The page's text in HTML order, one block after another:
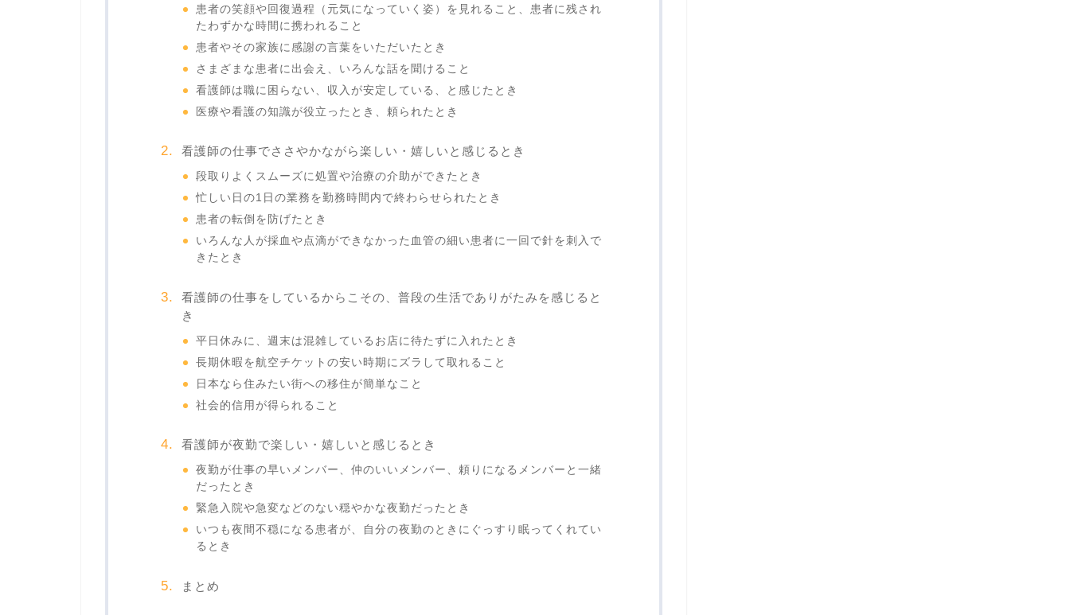
患者の笑顔や回復過程（元気になっていく姿）を見れること、患者に残され
たわずかな時間に携われること
患者やその家族に感謝の言葉をいただいたとき
さまざまな患者に出会え、いろんな話を聞けること
看護師は職に困らない、収入が安定している、と感じたとき
医療や看護の知識が役立ったとき、頼られたとき
看護師の仕事でささやかながら楽しい・嬉しいと感じるとき
段取りよくスムーズに処置や治療の介助ができたとき
忙しい日の1日の業務を勤務時間内で終わらせられたとき
患者の転倒を防げたとき
いろんな人が採血や点滴ができなかった血管の細い患者に一回で針を刺入で
きたとき
看護師の仕事をしているからこその、普段の生活でありがたみを感じると
き
平日休みに、週末は混雑しているお店に待たずに入れたとき
長期休暇を航空チケットの安い時期にズラして取れること
日本なら住みたい街への移住が簡単なこと
社会的信用が得られること
看護師が夜勤で楽しい・嬉しいと感じるとき
夜勤が仕事の早いメンバー、仲のいいメンバー、頼りになるメンバーと一緒
だったとき
緊急入院や急変などのない穏やかな夜勤だったとき
いつも夜間不穏になる患者が、自分の夜勤のときにぐっすり眠ってくれてい
るとき
まとめ